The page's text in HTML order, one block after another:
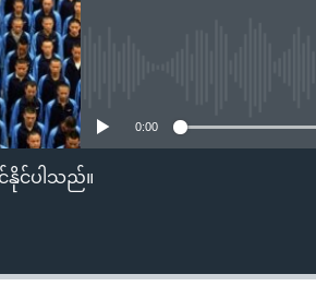
0:00
နိုင်ပါသည်။